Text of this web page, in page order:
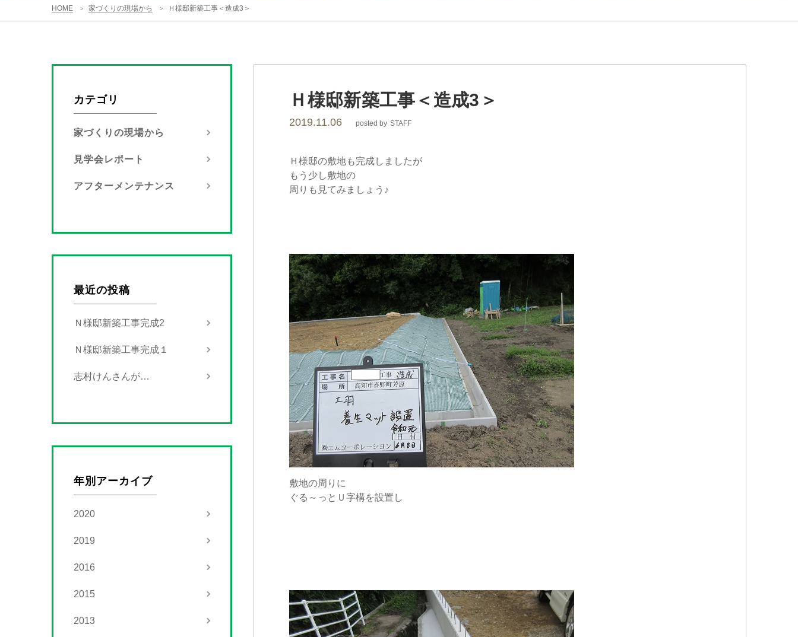
シ
ョ
ン
HOME > 家づくりの現場から > Ｈ様邸新築工事＜造成3＞
Ｈ様邸新築工事＜造成3＞
2019.11.06 posted by STAFF
Ｈ様邸の敷地も完成しましたが
もう少し敷地の
周りも見てみましょう♪
敷地の周りに
ぐる～っとＵ字構を設置し
カテゴリ
家づくりの現場から
見学会レポート
アフターメンテナンス
最近の投稿
Ｎ様邸新築工事完成2
Ｎ様邸新築工事完成１
志村けんさんが…
年別アーカイブ
2020
2019
2016
2015
2013